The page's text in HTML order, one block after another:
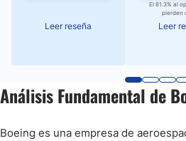
Leer reseña
El 81.3% al
pierden
Leer
Análisis Fundamental de
Boeing es una empresa de